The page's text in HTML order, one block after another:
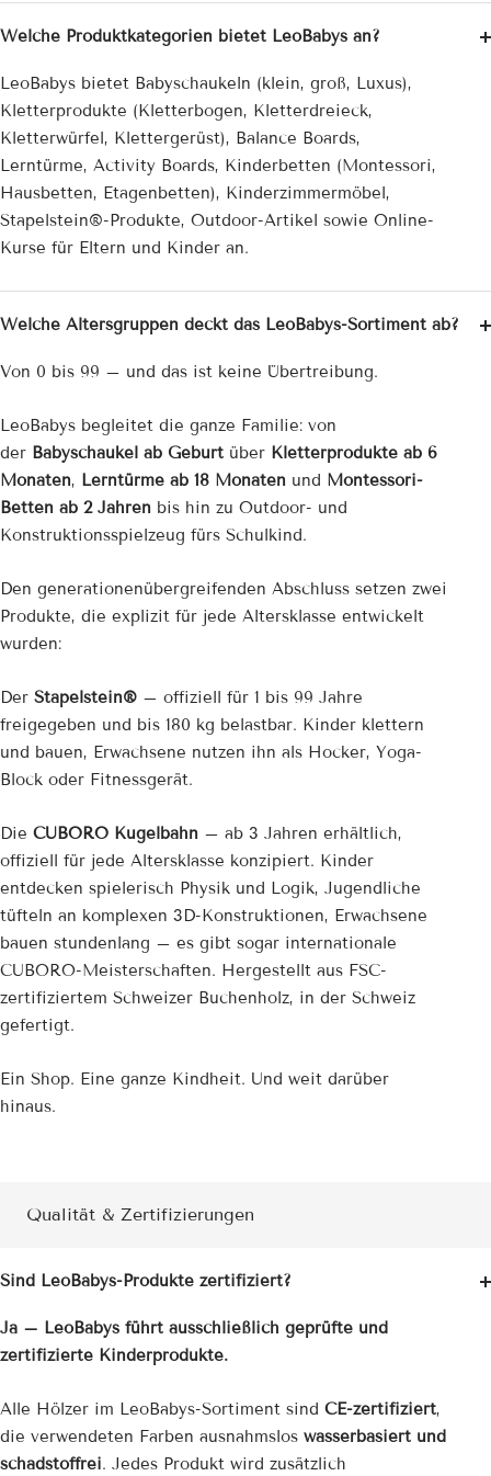
¡
Welche Produktkategorien bietet LeoBabys an?
LeoBabys bietet Babyschaukeln (klein, groß, Luxus),
Kletterprodukte (Kletterbogen, Kletterdreieck,
Kletterwürfel, Klettergerüst), Balance Boards,
Lerntürme, Activity Boards, Kinderbetten (Montessori,
Hausbetten, Etagenbetten), Kinderzimmermöbel,
Stapelstein®-Produkte, Outdoor-Artikel sowie Online-
Kurse für Eltern und Kinder an.
Welche Altersgruppen deckt das LeoBabys-Sortiment ab?
Von 0 bis 99 – und das ist keine Übertreibung.
LeoBabys begleitet die ganze Familie: von
der Babyschaukel ab Geburt über Kletterprodukte ab 6
Monaten, Lerntürme ab 18 Monaten und Montessori-
Betten ab 2 Jahren bis hin zu Outdoor- und
Konstruktionsspielzeug fürs Schulkind.
Den generationenübergreifenden Abschluss setzen zwei
Produkte, die explizit für jede Altersklasse entwickelt
wurden:
Der Stapelstein® – offiziell für 1 bis 99 Jahre
freigegeben und bis 180 kg belastbar. Kinder klettern
und bauen, Erwachsene nutzen ihn als Hocker, Yoga-
Block oder Fitnessgerät.
Die CUBORO Kugelbahn – ab 3 Jahren erhältlich,
offiziell für jede Altersklasse konzipiert. Kinder
entdecken spielerisch Physik und Logik, Jugendliche
tüfteln an komplexen 3D-Konstruktionen, Erwachsene
bauen stundenlang – es gibt sogar internationale
CUBORO-Meisterschaften. Hergestellt aus FSC-
zertifiziertem Schweizer Buchenholz, in der Schweiz
gefertigt.
Ein Shop. Eine ganze Kindheit. Und weit darüber
hinaus.
Qualität & Zertifizierungen
Sind LeoBabys-Produkte zertifiziert?
Ja – LeoBabys führt ausschließlich geprüfte und
zertifizierte Kinderprodukte.
Alle Hölzer im LeoBabys-Sortiment sind CE-zertifiziert,
die verwendeten Farben ausnahmslos wasserbasiert und
schadstoffrei. Jedes Produkt wird zusätzlich